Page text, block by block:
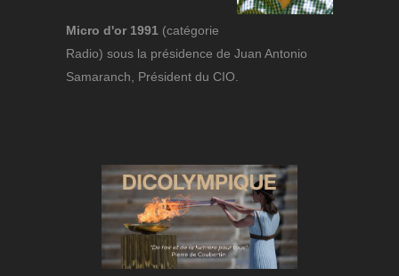
Micro d'or 1991 (catégorie
Radio) sous la présidence de Juan Antonio
Samaranch, Président du CIO.